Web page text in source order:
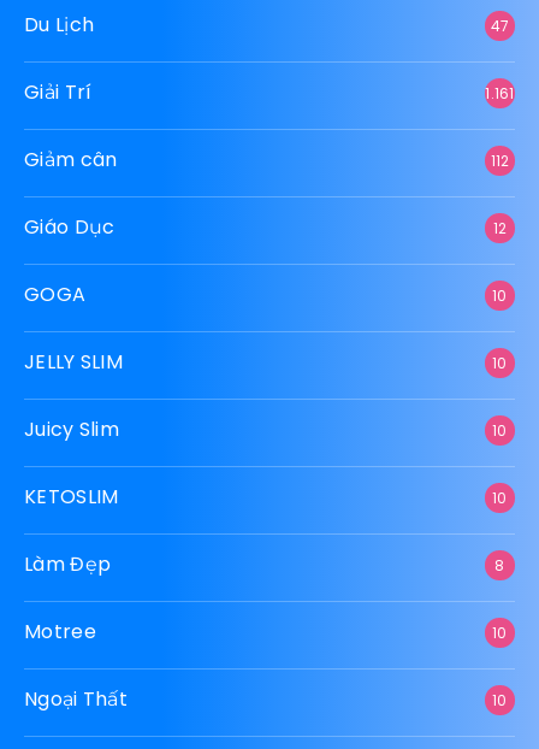
Du Lịch 47
Giải Trí 1.161
Giảm cân 112
Giáo Dục 12
GOGA 10
JELLY SLIM 10
Juicy Slim 10
KETOSLIM 10
Làm Đẹp 8
Motree 10
Ngoại Thất 10